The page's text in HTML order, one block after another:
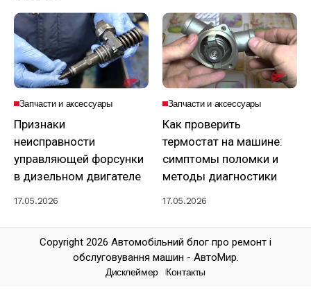
Запчасти и аксессуары
Признаки
неисправности
управляющей форсунки
в дизельном двигателе
17.05.2026
Запчасти и аксессуары
Как проверить
термостат на машине:
симптомы поломки и
методы диагностики
17.05.2026
Copyright 2026 Автомобільний блог про ремонт і
обслуговування машин - АвтоМир.
Дисклеймер Контакты